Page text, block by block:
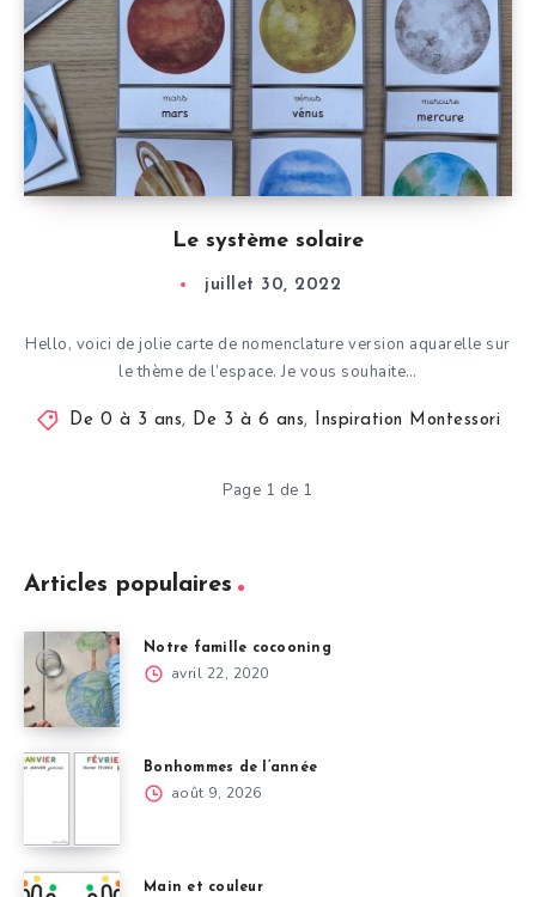
Le système solaire
juillet 30, 2022
Hello, voici de jolie carte de nomenclature version aquarelle sur
le thème de l’espace. Je vous souhaite…
De 0 à 3 ans, De 3 à 6 ans, Inspiration Montessori
Page 1 de 1
Articles populaires
Notre famille cocooning
avril 22, 2020
Bonhommes de l’année
août 9, 2026
Main et couleur